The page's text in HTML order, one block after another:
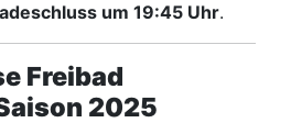
um 19:45 Uhr.
Freibad
2025